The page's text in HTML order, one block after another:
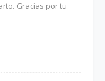
Gracias por tu